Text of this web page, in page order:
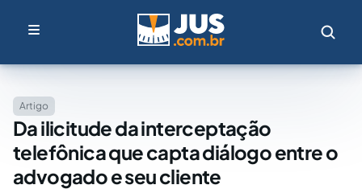
Artigo
Da ilicitude da interceptação
telefônica que capta diálogo entre o
advogado e seu cliente